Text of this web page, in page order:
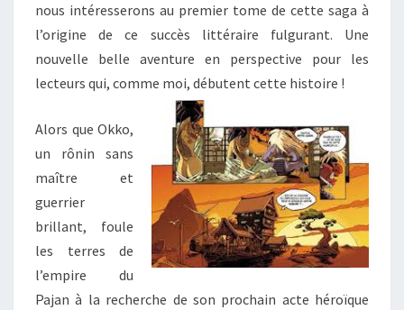
nous intéresserons au premier tome de cette saga à
l’origine de ce succès littéraire fulgurant. Une
nouvelle belle aventure en perspective pour les
lecteurs qui, comme moi, débutent cette histoire !
Alors que Okko,
un rônin sans
maître et
guerrier
brillant, foule
les terres de
l’empire du
Pajan à la recherche de son prochain acte héroïque